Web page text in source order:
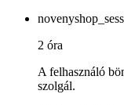
2 óra
A felhasználó
szolgál.